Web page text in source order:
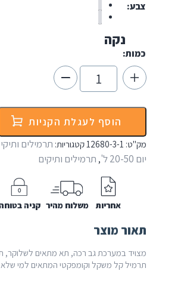
צבע
נקה
כמות:
כמות
של
יום
Nano
18
הוסף לעגלת הקניות
מק"ט: 12680-3-1קטגוריות: תרמילים ותיקי
יום 20-50 ל'
, תרמילים ותיקים
אחריות משלוח מהיר קניה בטוחה
תאור מוצר
מצויד במערכת גב רכה, תא מתאים לשלוקר,
תרמיל קל משקל וקומפקטי המתאים למי שלא